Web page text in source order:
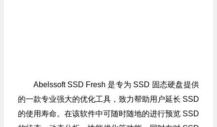
Abelssoft SSD Fresh 是专为 SSD 固态硬盘提供
的一款专业强大的优化工具，致力帮助用户延长 SSD
的使用寿命。在该软件中可随时随地的进行预览 SSD